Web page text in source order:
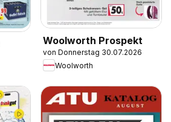
Woolworth Prospekt
von Donnerstag 30.07.2026
Woolworth